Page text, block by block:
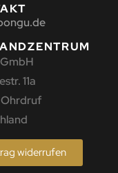
11a
widerrufen